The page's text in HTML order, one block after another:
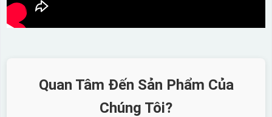
Quan Tâm Đến Sản Phẩm Của
Chúng Tôi?